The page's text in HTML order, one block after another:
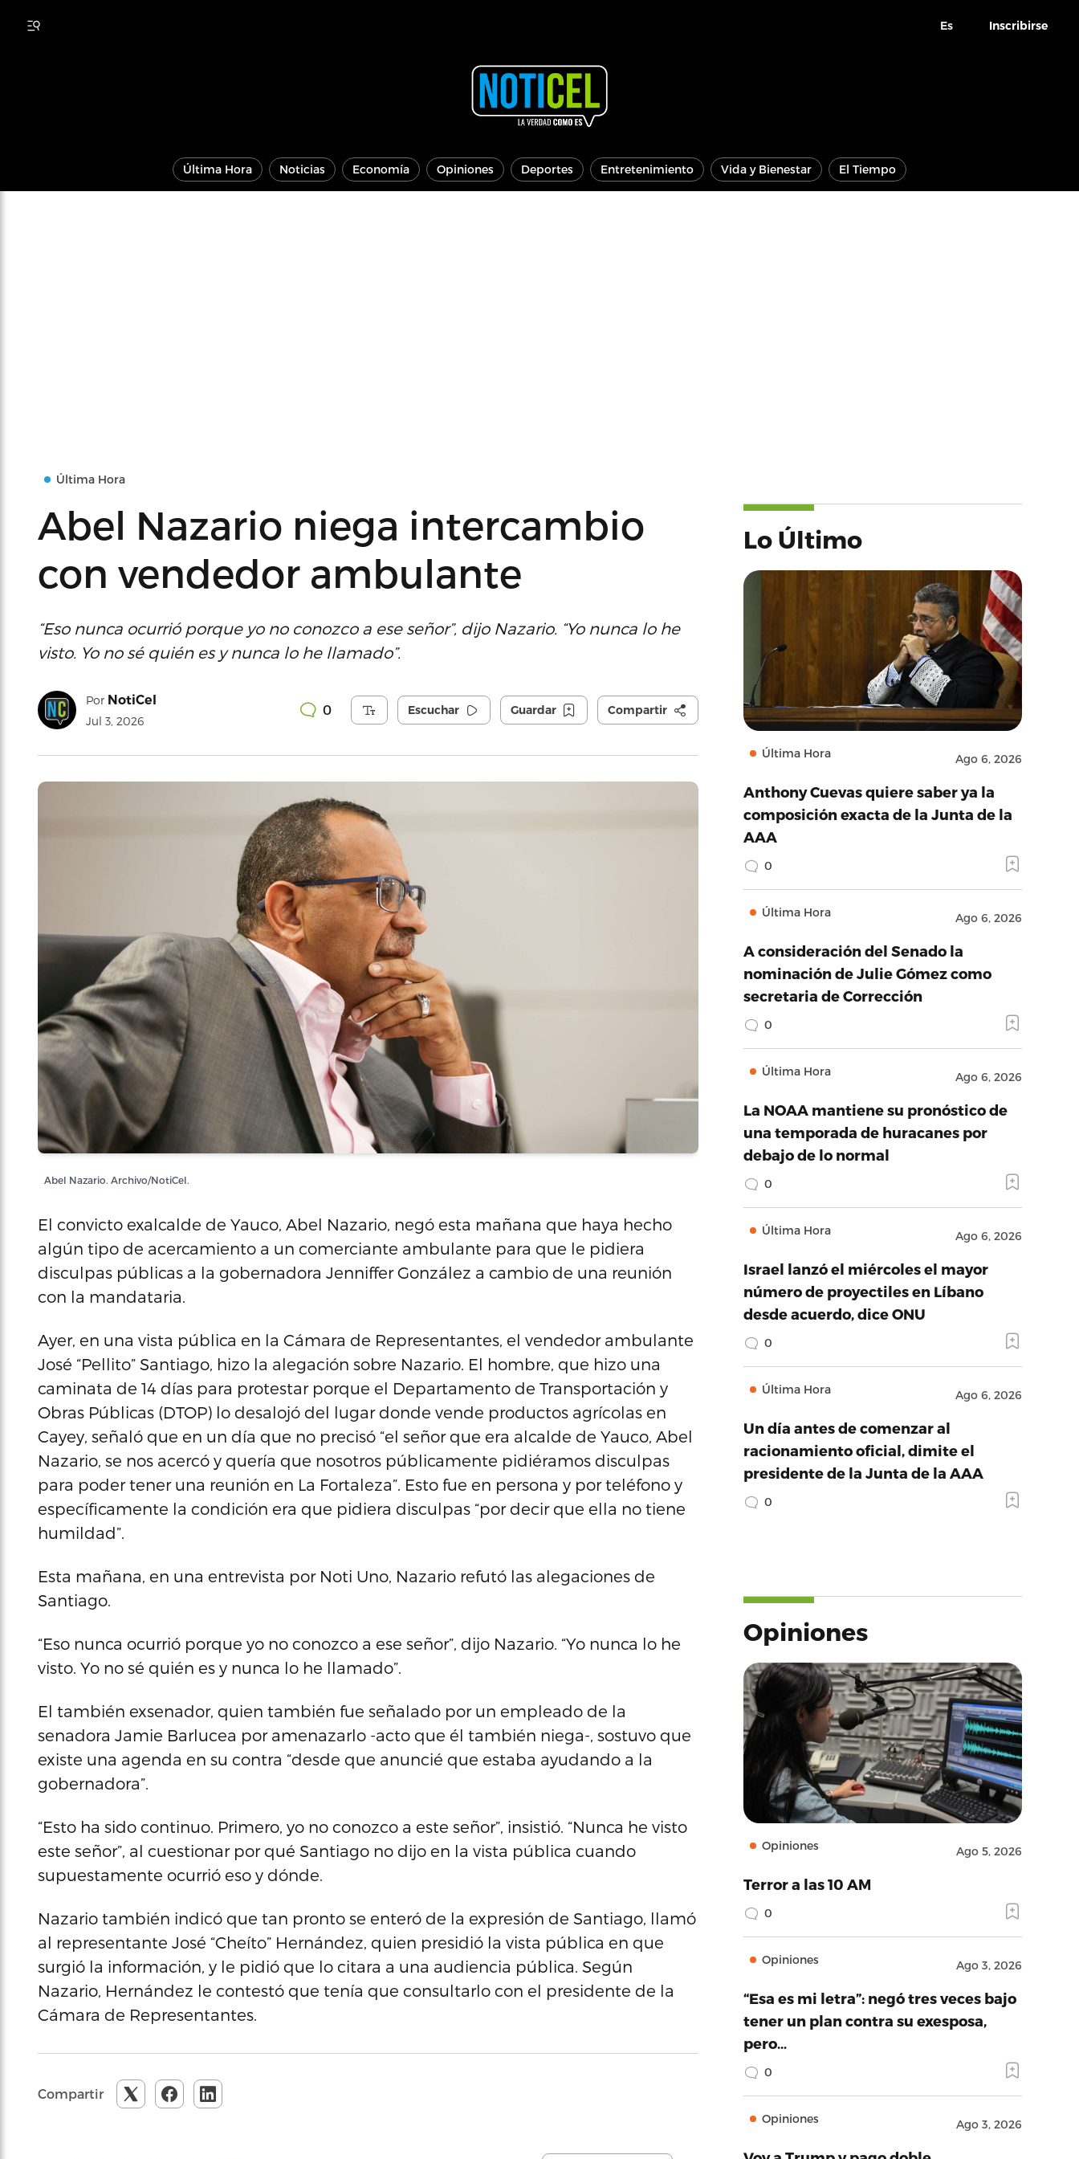
Es Inscribirse
Última Hora Noticias Economía Opiniones Deportes Entretenimiento Vida y Bienestar El Tiempo
Última Hora
Abel Nazario niega intercambio
con vendedor ambulante
“Eso nunca ocurrió porque yo no conozco a ese señor”, dijo Nazario. “Yo nunca lo he
visto. Yo no sé quién es y nunca lo he llamado”.
Por NotiCel
Jul 3, 2026
0 Escuchar Guardar Compartir
Abel Nazario. Archivo/NotiCel.
El convicto exalcalde de Yauco, Abel Nazario, negó esta mañana que haya hecho
algún tipo de acercamiento a un comerciante ambulante para que le pidiera
disculpas públicas a la gobernadora Jenniffer González a cambio de una reunión
con la mandataria.
Ayer, en una vista pública en la Cámara de Representantes, el vendedor ambulante
José “Pellito” Santiago, hizo la alegación sobre Nazario. El hombre, que hizo una
caminata de 14 días para protestar porque el Departamento de Transportación y
Obras Públicas (DTOP) lo desalojó del lugar donde vende productos agrícolas en
Cayey, señaló que en un día que no precisó “el señor que era alcalde de Yauco, Abel
Nazario, se nos acercó y quería que nosotros públicamente pidiéramos disculpas
para poder tener una reunión en La Fortaleza”. Esto fue en persona y por teléfono y
específicamente la condición era que pidiera disculpas “por decir que ella no tiene
humildad”.
Esta mañana, en una entrevista por Noti Uno, Nazario refutó las alegaciones de
Santiago.
“Eso nunca ocurrió porque yo no conozco a ese señor”, dijo Nazario. “Yo nunca lo he
visto. Yo no sé quién es y nunca lo he llamado”.
El también exsenador, quien también fue señalado por un empleado de la
senadora Jamie Barlucea por amenazarlo -acto que él también niega-, sostuvo que
existe una agenda en su contra “desde que anuncié que estaba ayudando a la
gobernadora”.
“Esto ha sido continuo. Primero, yo no conozco a este señor”, insistió. “Nunca he visto
este señor”, al cuestionar por qué Santiago no dijo en la vista pública cuando
supuestamente ocurrió eso y dónde.
Nazario también indicó que tan pronto se enteró de la expresión de Santiago, llamó
al representante José “Cheíto” Hernández, quien presidió la vista pública en que
surgió la información, y le pidió que lo citara a una audiencia pública. Según
Nazario, Hernández le contestó que tenía que consultarlo con el presidente de la
Cámara de Representantes.
Compartir
Lo Último
Última Hora Ago 6, 2026
Anthony Cuevas quiere saber ya la
composición exacta de la Junta de la
AAA
0
Última Hora Ago 6, 2026
A consideración del Senado la
nominación de Julie Gómez como
secretaria de Corrección
0
Última Hora Ago 6, 2026
La NOAA mantiene su pronóstico de
una temporada de huracanes por
debajo de lo normal
0
Última Hora Ago 6, 2026
Israel lanzó el miércoles el mayor
número de proyectiles en Líbano
desde acuerdo, dice ONU
0
Última Hora Ago 6, 2026
Un día antes de comenzar al
racionamiento oficial, dimite el
presidente de la Junta de la AAA
0
Opiniones
Opiniones Ago 5, 2026
Terror a las 10 AM
0
Opiniones Ago 3, 2026
“Esa es mi letra”: negó tres veces bajo
tener un plan contra su exesposa,
pero…
0
Opiniones Ago 3, 2026